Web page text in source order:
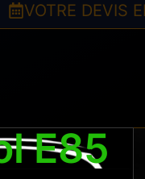
VOTRE DEVIS
E85